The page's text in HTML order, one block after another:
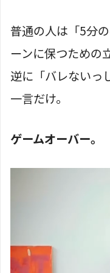
普通の人は「5分
ーンに保つための
逆に「バレないっ
一言だけ。
ゲームオーバー。